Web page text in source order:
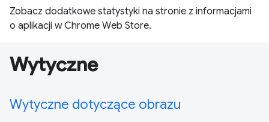
Zobacz dodatkowe statystyki na stronie z informacjami
o aplikacji w Chrome Web Store.
Wytyczne
Wytyczne dotyczące obrazu